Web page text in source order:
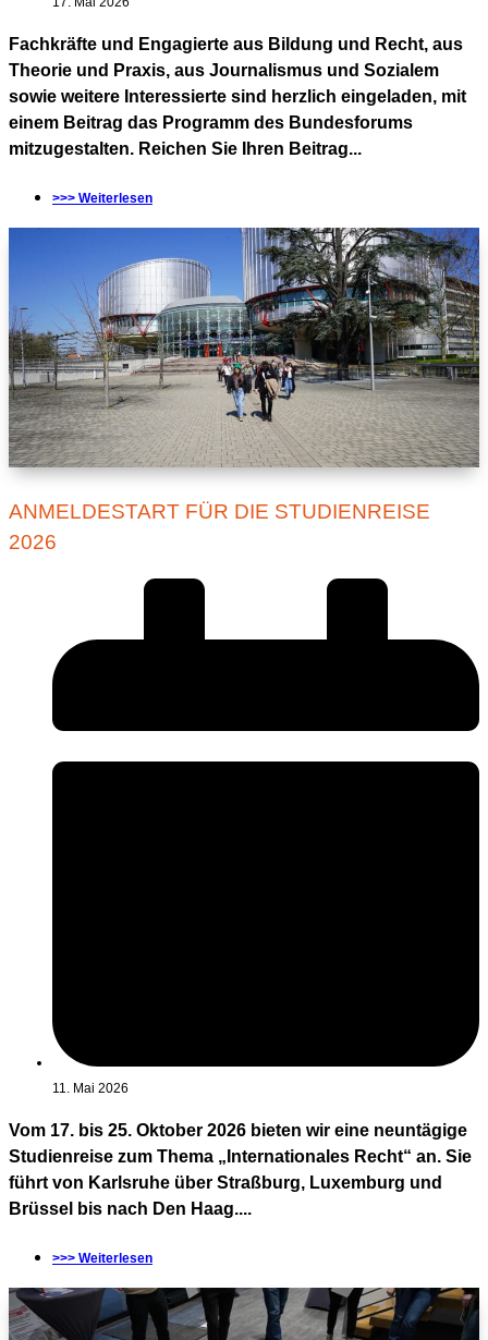
Fachkräfte und Engagierte aus Bildung und Recht, aus
Theorie und Praxis, aus Journalismus und Sozialem
sowie weitere Interessierte sind herzlich eingeladen, mit
einem Beitrag das Programm des Bundesforums
mitzugestalten. Reichen Sie Ihren Beitrag...
>>> Weiterlesen
ANMELDESTART FÜR DIE STUDIENREISE
2026
11. Mai 2026
Vom 17. bis 25. Oktober 2026 bieten wir eine neuntägige
Studienreise zum Thema „Internationales Recht“ an. Sie
führt von Karlsruhe über Straßburg, Luxemburg und
Brüssel bis nach Den Haag....
>>> Weiterlesen